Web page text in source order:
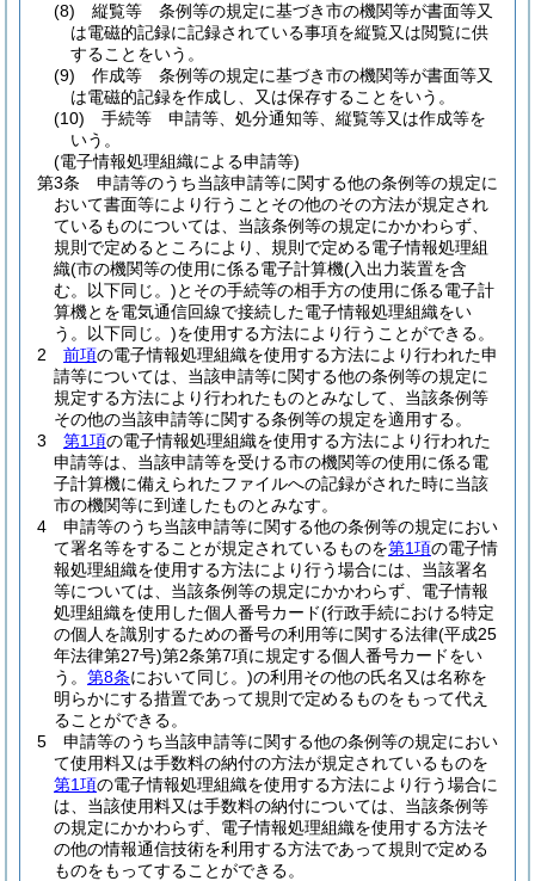
(8)
縦覧等 条例等の規定に基づき市の機関等が書面等又
は電磁的記録に記録されている事項を縦覧又は閲覧に供
することをいう。
(9)
作成等 条例等の規定に基づき市の機関等が書面等又
は電磁的記録を作成し、又は保存することをいう。
(10)
手続等 申請等、処分通知等、縦覧等又は作成等を
いう。
(電子情報処理組織による申請等)
第3条
申請等のうち当該申請等に関する他の条例等の規定に
おいて書面等により行うことその他のその方法が規定され
ているものについては、当該条例等の規定にかかわらず、
規則で定めるところにより、規則で定める電子情報処理組
織(市の機関等の使用に係る電子計算機(入出力装置を含
む。以下同じ。)とその手続等の相手方の使用に係る電子計
算機とを電気通信回線で接続した電子情報処理組織をい
う。以下同じ。)を使用する方法により行うことができる。
2
前項の電子情報処理組織を使用する方法により行われた申
請等については、当該申請等に関する他の条例等の規定に
規定する方法により行われたものとみなして、当該条例等
その他の当該申請等に関する条例等の規定を適用する。
3
第1項の電子情報処理組織を使用する方法により行われた
申請等は、当該申請等を受ける市の機関等の使用に係る電
子計算機に備えられたファイルへの記録がされた時に当該
市の機関等に到達したものとみなす。
4
申請等のうち当該申請等に関する他の条例等の規定におい
て署名等をすることが規定されているものを第1項の電子情
報処理組織を使用する方法により行う場合には、当該署名
等については、当該条例等の規定にかかわらず、電子情報
処理組織を使用した個人番号カード(行政手続における特定
の個人を識別するための番号の利用等に関する法律(平成25
年法律第27号)第2条第7項に規定する個人番号カードをい
う。 第8条において同じ。)の利用その他の氏名又は名称を
明らかにする措置であって規則で定めるものをもって代え
ることができる。
5
申請等のうち当該申請等に関する他の条例等の規定におい
て使用料又は手数料の納付の方法が規定されているものを
第1項の電子情報処理組織を使用する方法により行う場合に
は、当該使用料又は手数料の納付については、当該条例等
の規定にかかわらず、電子情報処理組織を使用する方法そ
の他の情報通信技術を利用する方法であって規則で定める
ものをもってすることができる。